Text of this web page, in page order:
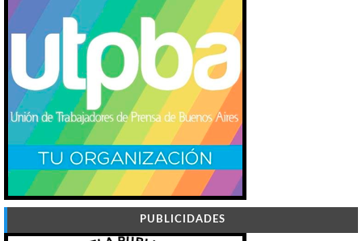
PUBLICIDADES